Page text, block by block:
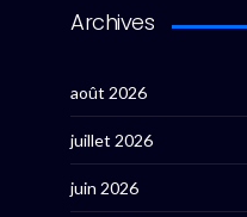
Archives
août 2026
juillet 2026
juin 2026